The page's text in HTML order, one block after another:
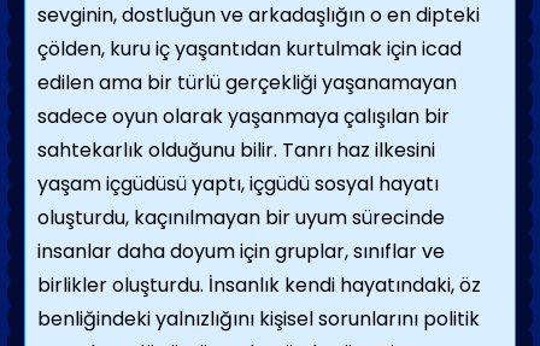
sevginin, dostluğun ve arkadaşlığın o en dipteki
çölden, kuru iç yaşantıdan kurtulmak için icad
edilen ama bir türlü gerçekliği yaşanamayan
sadece oyun olarak yaşanmaya çalışılan bir
sahtekarlık olduğunu bilir. Tanrı haz ilkesini
yaşam içgüdüsü yaptı, içgüdü sosyal hayatı
oluşturdu, kaçınılmayan bir uyum sürecinde
insanlar daha doyum için gruplar, sınıflar ve
birlikler oluşturdu. İnsanlık kendi hayatındaki, öz
benliğindeki yalnızlığını kişisel sorunlarını politik